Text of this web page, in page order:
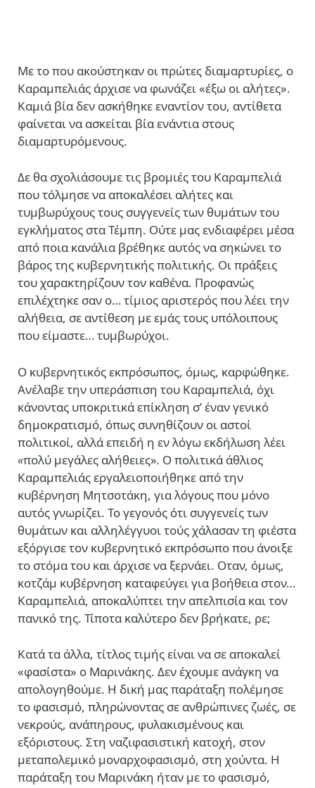
Με το που ακούστηκαν οι πρώτες διαμαρτυρίες, ο
Καραμπελιάς άρχισε να φωνάζει «έξω οι αλήτες».
Καμιά βία δεν ασκήθηκε εναντίον του, αντίθετα
φαίνεται να ασκείται βία ενάντια στους
διαμαρτυρόμενους.
Δε θα σχολιάσουμε τις βρομιές του Καραμπελιά
που τόλμησε να αποκαλέσει αλήτες και
τυμβωρύχους τους συγγενείς των θυμάτων του
εγκλήματος στα Τέμπη. Ούτε μας ενδιαφέρει μέσα
από ποια κανάλια βρέθηκε αυτός να σηκώνει το
βάρος της κυβερνητικής πολιτικής. Οι πράξεις
του χαρακτηρίζουν τον καθένα. Προφανώς
επιλέχτηκε σαν ο… τίμιος αριστερός που λέει την
αλήθεια, σε αντίθεση με εμάς τους υπόλοιπους
που είμαστε… τυμβωρύχοι.
Ο κυβερνητικός εκπρόσωπος, όμως, καρφώθηκε.
Ανέλαβε την υπεράσπιση του Καραμπελιά, όχι
κάνοντας υποκριτικά επίκληση σ’ έναν γενικό
δημοκρατισμό, όπως συνηθίζουν οι αστοί
πολιτικοί, αλλά επειδή η εν λόγω εκδήλωση λέει
«πολύ μεγάλες αλήθειες». Ο πολιτικά άθλιος
Καραμπελιάς εργαλειοποιήθηκε από την
κυβέρνηση Μητσοτάκη, για λόγους που μόνο
αυτός γνωρίζει. Το γεγονός ότι συγγενείς των
θυμάτων και αλληλέγγυοι τούς χάλασαν τη φιέστα
εξόργισε τον κυβερνητικό εκπρόσωπο που άνοιξε
το στόμα του και άρχισε να ξερνάει. Οταν, όμως,
κοτζάμ κυβέρνηση καταφεύγει για βοήθεια στον…
Καραμπελιά, αποκαλύπτει την απελπισία και τον
πανικό της. Τίποτα καλύτερο δεν βρήκατε, ρε;
Κατά τα άλλα, τίτλος τιμής είναι να σε αποκαλεί
«φασίστα» ο Μαρινάκης. Δεν έχουμε ανάγκη να
απολογηθούμε. Η δική μας παράταξη πολέμησε
το φασισμό, πληρώνοντας σε ανθρώπινες ζωές, σε
νεκρούς, ανάπηρους, φυλακισμένους και
εξόριστους. Στη ναζιφασιστική κατοχή, στον
μεταπολεμικό μοναρχοφασισμό, στη χούντα. Η
παράταξη του Μαρινάκη ήταν με το φασισμό,